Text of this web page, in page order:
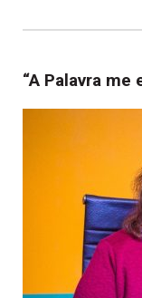
“A Palavra me